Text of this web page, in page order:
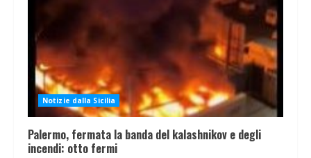
Notizie dalla Sicilia
Palermo, fermata la banda del kalashnikov e degli
incendi: otto fermi